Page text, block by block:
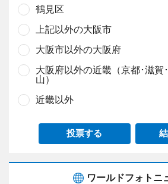
鶴見区
上記以外の大阪市
大阪市以外の大阪府
大阪府以外の近畿（京都･滋賀
山）
近畿以外
投票する
ワールドフォトニ